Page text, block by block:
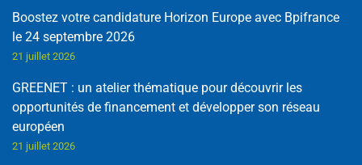
Boostez votre candidature Horizon Europe avec Bpifrance
le 24 septembre 2026
21 juillet 2026
GREENET : un atelier thématique pour découvrir les
opportunités de financement et développer son réseau
européen
21 juillet 2026